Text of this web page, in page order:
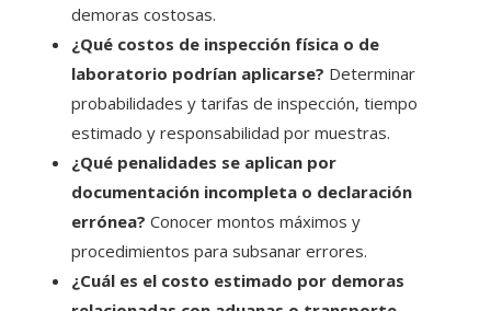
demoras costosas.
¿Qué costos de inspección física o de
laboratorio podrían aplicarse? Determinar
probabilidades y tarifas de inspección, tiempo
estimado y responsabilidad por muestras.
¿Qué penalidades se aplican por
documentación incompleta o declaración
errónea? Conocer montos máximos y
procedimientos para subsanar errores.
¿Cuál es el costo estimado por demoras